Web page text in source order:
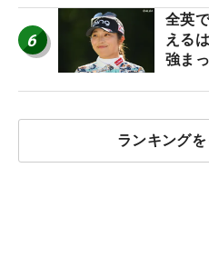
6
全英
える
強ま
ランキング